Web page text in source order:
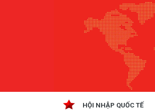
HỘI NHẬP QUỐC TẾ